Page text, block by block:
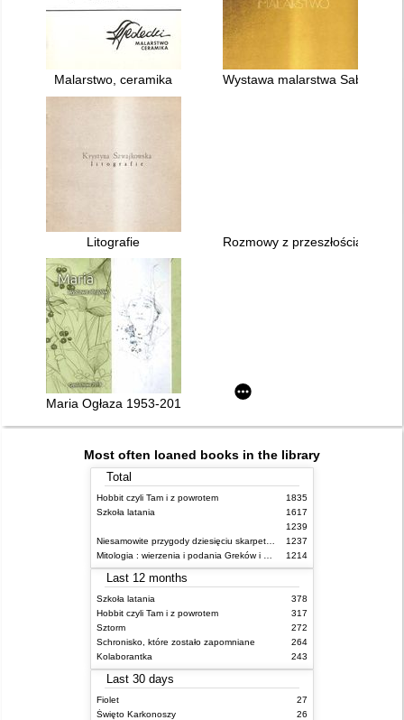
Malarstwo, ceramika Wystawa malarstwa Sabiny
Litografie Rozmowy z przeszłością :
Maria Ogłaza 1953-2018 : wystawa obrazów i wspomnienia :
Most often loaned books in the library
Total
Hobbit czyli Tam i z powrotem
1835
Szkoła latania
1617
1239
1237
1214
Last 12 months
Szkoła latania
378
Hobbit czyli Tam i z powrotem
317
Sztorm
272
Schronisko, które zostało zapomniane
264
Kolaborantka
243
Last 30 days
Fiolet
27
Święto Karkonoszy
26